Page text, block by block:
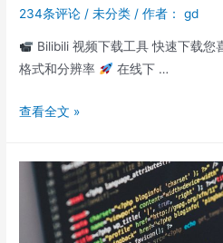
234条评论 /未分类 / 作者： gd
Bilibili 视频下载工具 快速下载您
格式和分辨率
在线下 …
查看全文 »